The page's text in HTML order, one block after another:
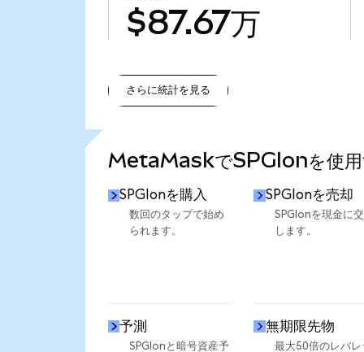
$87.67万
さらに統計を見る
MetaMaskでSPGIonを使用
SPGIonを購入
数回のタップで始め
られます。
SPGIonを売却
SPGIonを現金に
します。
予測
SPGIonと暗号資産予
無期限先物
最大50倍のレバレ